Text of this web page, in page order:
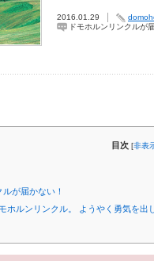
2016.01.29
ドモホルンリンクルが
目次 [非表
が届かない！
ホルンリンクル。 ようやく勇気を